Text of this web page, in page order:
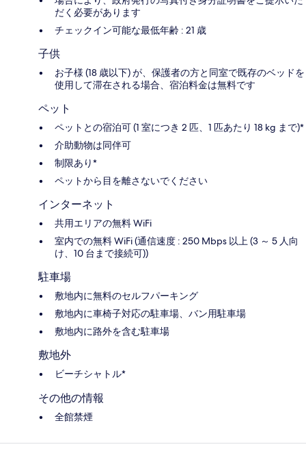
だく必要があります
チェックイン可能な最低年齢 : 21 歳
子供
お子様 (18 歳以下) が、保護者の方と同室で既存のベッドを
使用して滞在される場合、宿泊料金は無料です
ペット
ペットとの宿泊可 (1 室につき 2 匹、1 匹あたり 18 kg まで)*
介助動物は同伴可
制限あり*
ペットから目を離さないでください
インターネット
共用エリアの無料 WiFi
室内での無料 WiFi (通信速度 : 250 Mbps 以上 (3 ～ 5 人向
け、10 台まで接続可))
駐車場
敷地内に無料のセルフパーキング
敷地内に車椅子対応の駐車場、バン用駐車場
敷地内に路外を含む駐車場
敷地外
ビーチシャトル*
その他の情報
全館禁煙